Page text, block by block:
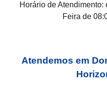
Horário de
Feira de
Atendemos em